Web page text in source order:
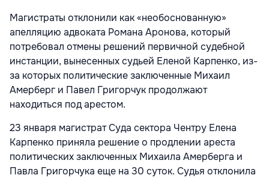
Магистраты отклонили как «необоснованную»
апелляцию адвоката Романа Аронова, который
потребовал отмены решений первичной судебной
инстанции, вынесенных судьей Еленой Карпенко, из-
за которых политические заключенные Михаил
Амерберг и Павел Григорчук продолжают
находиться под арестом.
23 января магистрат Суда сектора Чентру Елена
Карпенко приняла решение о продлении ареста
политических заключенных Михаила Амерберга и
Павла Григорчука еще на 30 суток. Судья отклонила